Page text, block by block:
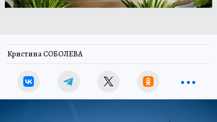
Кристина СОБОЛЕВА